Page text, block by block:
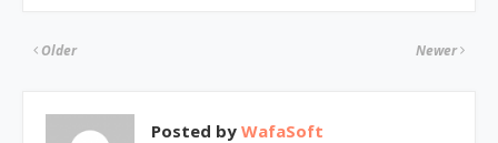
Newer
Older
Posted by WafaSoft